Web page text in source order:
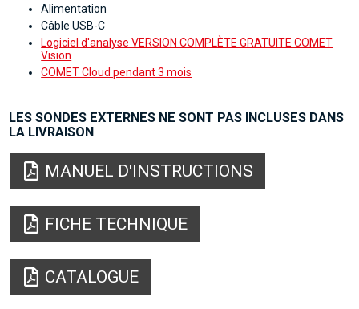
Alimentation
Câble USB-C
Logiciel d'analyse VERSION COMPLÈTE GRATUITE COMET
Vision
COMET Cloud pendant 3 mois
LES SONDES EXTERNES NE SONT PAS INCLUSES DANS
LA LIVRAISON
MANUEL D'INSTRUCTIONS
FICHE TECHNIQUE
CATALOGUE